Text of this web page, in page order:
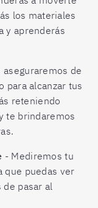
los materiales
y aprenderás
de
para alcanzar tus
reteniendo
te brindaremos
- Mediremos tu
que puedas ver
de pasar al